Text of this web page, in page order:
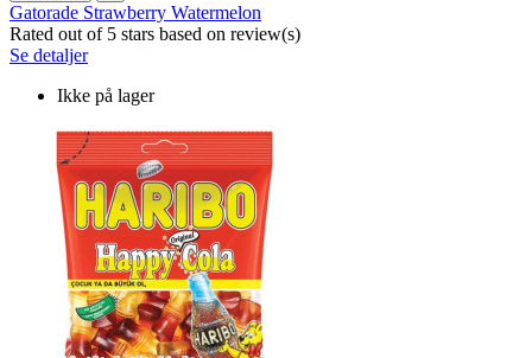
Gatorade Strawberry Watermelon
Rated out of 5 stars based on review(s)
Se detaljer
Ikke på lager